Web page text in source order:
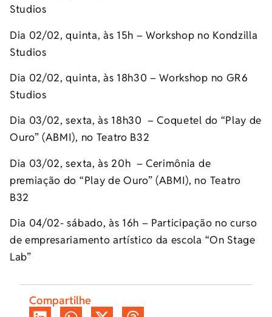
Studios
Dia 02/02, quinta, às 15h – Workshop no Kondzilla
Studios
Dia 02/02, quinta, às 18h30 – Workshop no GR6
Studios
Dia 03/02, sexta, às 18h30 – Coquetel do “Play de
Ouro” (ABMI), no Teatro B32
Dia 03/02, sexta, às 20h – Cerimônia de
premiação do “Play de Ouro” (ABMI), no Teatro
B32
Dia 04/02- sábado, às 16h – Participação no curso
de empresariamento artístico da escola “On Stage
Lab”
Compartilhe